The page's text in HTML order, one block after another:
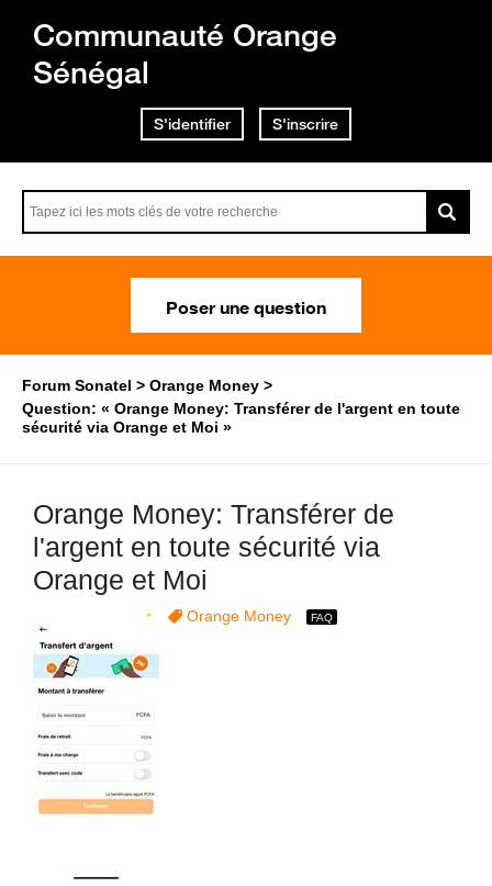
Communauté Orange
Sénégal
S'identifier S'inscrire
Poser une question
Forum Sonatel
Orange Money
Question: « Orange Money: Transférer de l'argent en toute
sécurité via Orange et Moi »
Orange Money: Transférer de
l'argent en toute sécurité via
Orange et Moi
Orange Money